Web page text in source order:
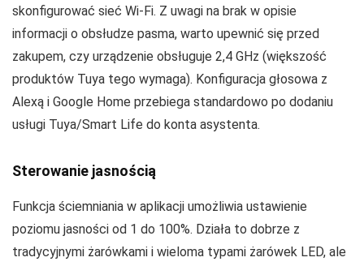
skonfigurować sieć Wi‑Fi. Z uwagi na brak w opisie
informacji o obsłudze pasma, warto upewnić się przed
zakupem, czy urządzenie obsługuje 2,4 GHz (większość
produktów Tuya tego wymaga). Konfiguracja głosowa z
Alexą i Google Home przebiega standardowo po dodaniu
usługi Tuya/Smart Life do konta asystenta.
Sterowanie jasnością
Funkcja ściemniania w aplikacji umożliwia ustawienie
poziomu jasności od 1 do 100%. Działa to dobrze z
tradycyjnymi żarówkami i wieloma typami żarówek LED, ale